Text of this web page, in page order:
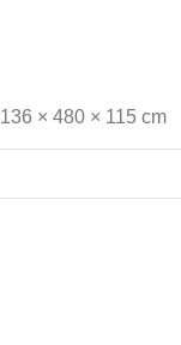
136 × 480 × 115 cm